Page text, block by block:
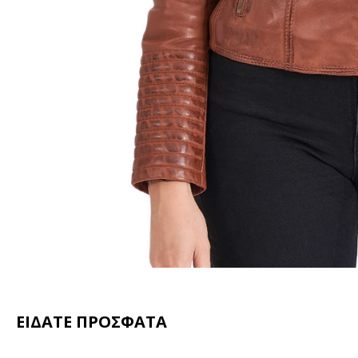
ΕΙΔΑΤΕ ΠΡΟΣΦΑΤΑ